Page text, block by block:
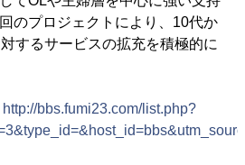
のプロジェクトにより、10代か
するサービスの拡充を積極的に
http://bbs.fumi23.com/list.php?